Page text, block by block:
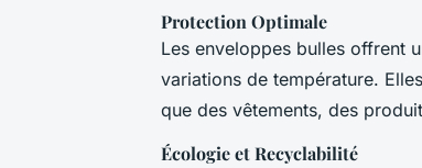
Protection Optimale
Les enveloppes bulles offrent
variations de température.
que des vêtements, des
Écologie et Recyclabilité